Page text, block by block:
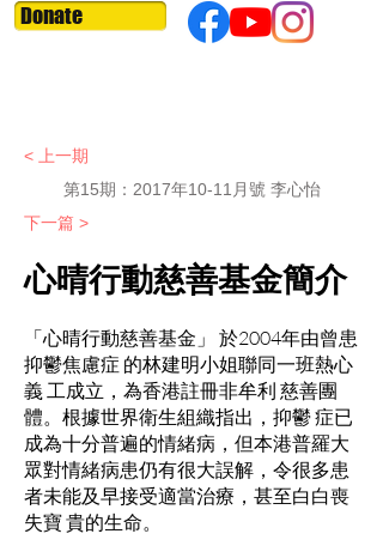
Donate
< 上一期
第15期：2017年10-11月號 李心怡
下一篇 >
心晴行動慈善基金簡介
「心晴行動慈善基金」 於2004年由曾患
抑鬱焦慮症 的林建明小姐聯同一班熱心
義 工成立，為香港註冊非牟利 慈善團
體。根據世界衛生組織指出，抑鬱 症已
成為十分普遍的情緒病，但本港普羅大
眾對情緒病患仍有很大誤解，令很多患
者未能及早接受適當治療，甚至白白喪
失寶 貴的生命。